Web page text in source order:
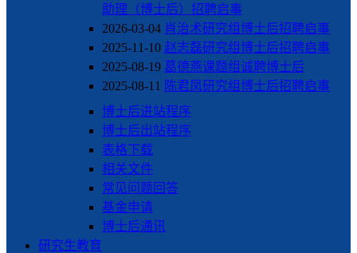
助理（博士后）招聘启事
2026-03-04 肖治术研究组博士后招聘启事
2025-11-10 赵志磊研究组博士后招聘启事
2025-08-19 葛德燕课题组诚聘博士后
2025-08-11 陈君凤研究组博士后招聘启事
博士后进站程序
博士后出站程序
表格下载
相关文件
常见问题回答
基金申请
博士后通讯
研究生教育